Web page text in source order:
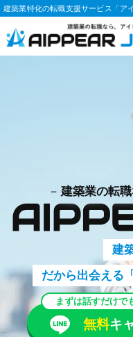
建築業特化の転職支援サービス「ア
建築業の転
建
だから出会える
まずは話すだけで
無料キ